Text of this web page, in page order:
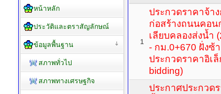
1
ประกวดราคาจ้า
ก่อสร้างถนนคอน
เลียบคลองส่งน้ำ
- กม.0+670 ฝั่งซ้
ประกวดราคาอิเ
bidding)
ประกาศประกวด
หน้าหลัก
ประวัติและตราสัญลักษณ์
ข้อมูลพื้นฐาน
สภาพทั่วไป
สภาพทางเศรษฐกิจ